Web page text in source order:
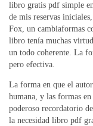
libro gratis pdf simple
de mis reservas
Fox, un cambiaformas
libro tenía muchas
un todo coherente. La
pero efectiva.
La forma en que el
humana, y las formas
poderoso recordatorio
la necesidad libro pdf